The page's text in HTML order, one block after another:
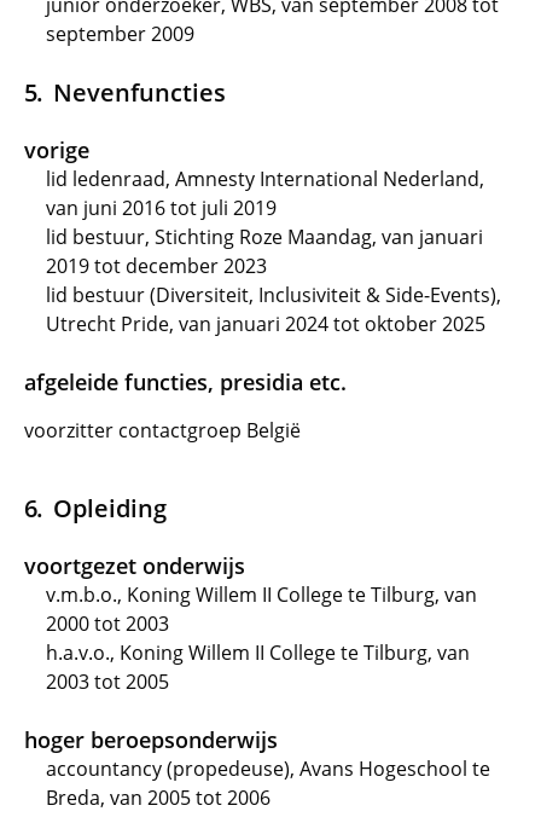
september 2009
Nevenfuncties
vorige
lid ledenraad, Amnesty International Nederland,
van juni 2016 tot juli 2019
lid bestuur, Stichting Roze Maandag, van januari
2019 tot december 2023
lid bestuur (Diversiteit, Inclusiviteit & Side-Events),
Utrecht Pride, van januari 2024 tot oktober 2025
afgeleide functies, presidia etc.
voorzitter contactgroep België
Opleiding
voortgezet onderwijs
v.m.b.o., Koning Willem II College te Tilburg, van
2000 tot 2003
h.a.v.o., Koning Willem II College te Tilburg, van
2003 tot 2005
hoger beroepsonderwijs
accountancy (propedeuse), Avans Hogeschool te
Breda, van 2005 tot 2006